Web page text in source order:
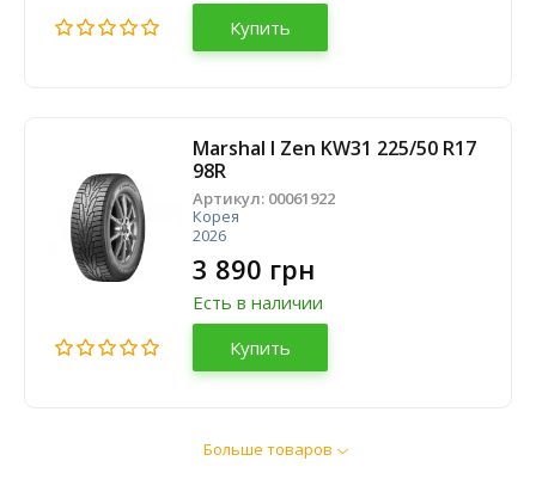
Купить
Marshal I Zen KW31 225/50 R17
98R
Артикул: 00061922
Корея
2026
3 890 грн
Есть в наличии
Купить
Больше товаров